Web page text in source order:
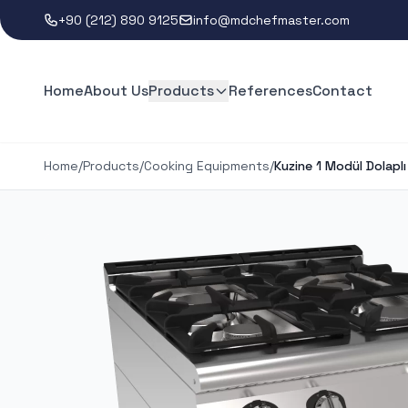
+90 (212) 890 9125 info@mdchefmaster.com
HomeAbout UsProducts ReferencesContact
Home/Products/Cooking Equipments/Kuzine 1 Modül